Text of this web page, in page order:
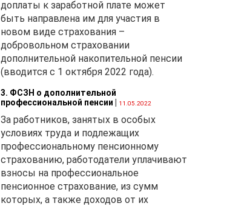
доплаты к заработной плате может
быть направлена им для участия в
новом виде страхования –
добровольном страховании
дополнительной накопительной пенсии
(вводится с 1 октября 2022 года).
3. ФСЗН о дополнительной
профессиональной пенсии
11.05.2022
За работников, занятых в особых
условиях труда и подлежащих
профессиональному пенсионному
страхованию, работодатели уплачивают
взносы на профессиональное
пенсионное страхование, из сумм
которых, а также доходов от их